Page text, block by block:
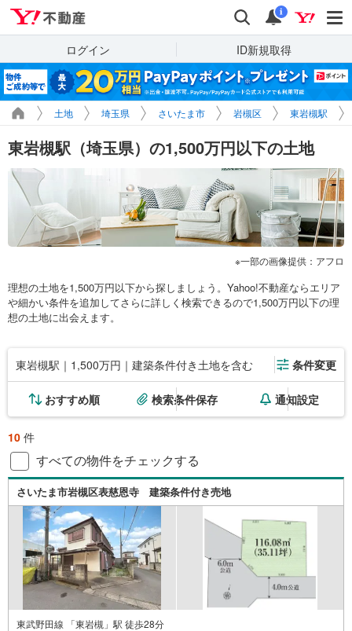
検索 通知
i
ログイン ID新規取得
土地 埼玉県 さいたま市 岩槻区 東岩槻駅
東岩槻駅（埼玉県）の1,500万円以下の土地
一部の画像提供：アフロ
理想の土地を1,500万円以下から探しましょう。Yahoo!不動産ならエリア
や細かい条件を追加してさらに詳しく検索できるので1,500万円以下の理
想の土地に出会えます。
東岩槻駅｜1,500万円｜建築条件付き土地を含む 条件変更
おすすめ順 検索条件保存 通知設定
10 件
すべての物件をチェックする
さいたま市岩槻区表慈恩寺 建築条件付き売地
東武野田線 「東岩槻」駅 徒歩28分